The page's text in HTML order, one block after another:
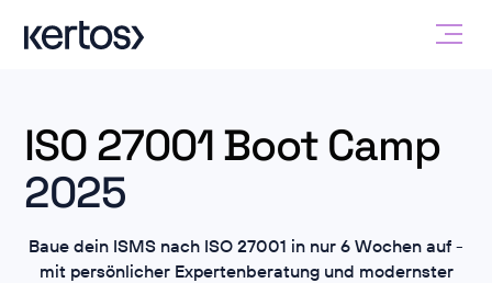
ISO 27001 Boot Camp
2025
Baue dein ISMS nach ISO 27001 in nur 6 Wochen auf -
mit persönlicher Expertenberatung und modernster